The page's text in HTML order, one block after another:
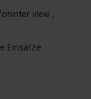
view ,
Einsätze